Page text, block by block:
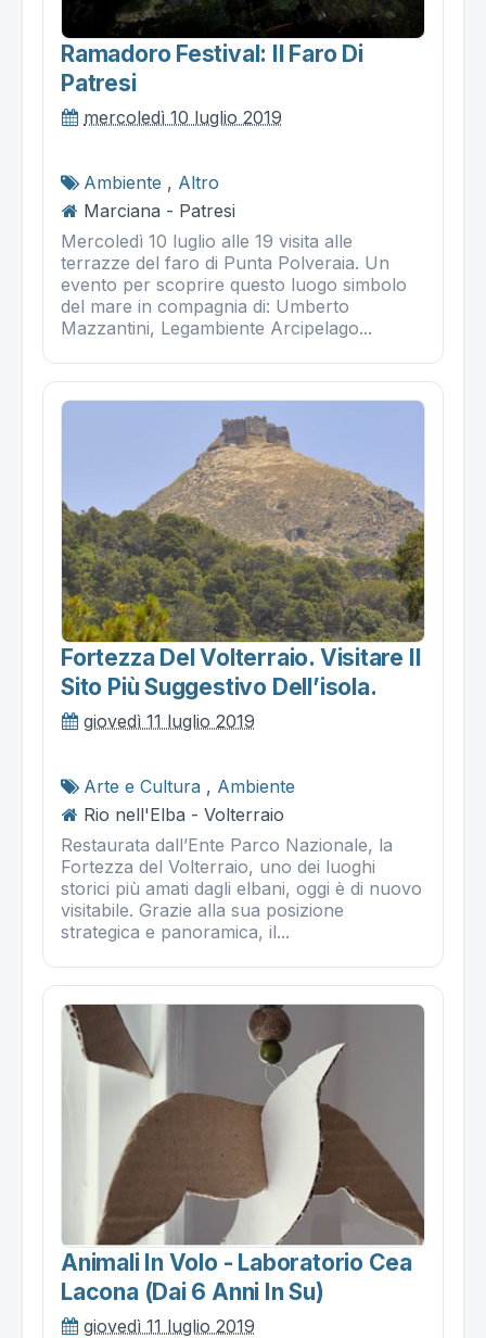
Ramadoro Festival: Il Faro Di
Patresi
mercoledì 10 luglio 2019
Ambiente , Altro
Marciana - Patresi
Mercoledì 10 luglio alle 19 visita alle
terrazze del faro di Punta Polveraia. Un
evento per scoprire questo luogo simbolo
del mare in compagnia di: Umberto
Mazzantini, Legambiente Arcipelago...
Fortezza Del Volterraio. Visitare Il
Sito Più Suggestivo Dell’isola.
giovedì 11 luglio 2019
Arte e Cultura , Ambiente
Rio nell'Elba - Volterraio
Restaurata dall’Ente Parco Nazionale, la
Fortezza del Volterraio, uno dei luoghi
storici più amati dagli elbani, oggi è di nuovo
visitabile. Grazie alla sua posizione
strategica e panoramica, il...
Animali In Volo - Laboratorio Cea
Lacona (dai 6 Anni In Su)
giovedì 11 luglio 2019